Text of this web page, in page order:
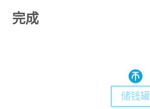
完成
储钱罐